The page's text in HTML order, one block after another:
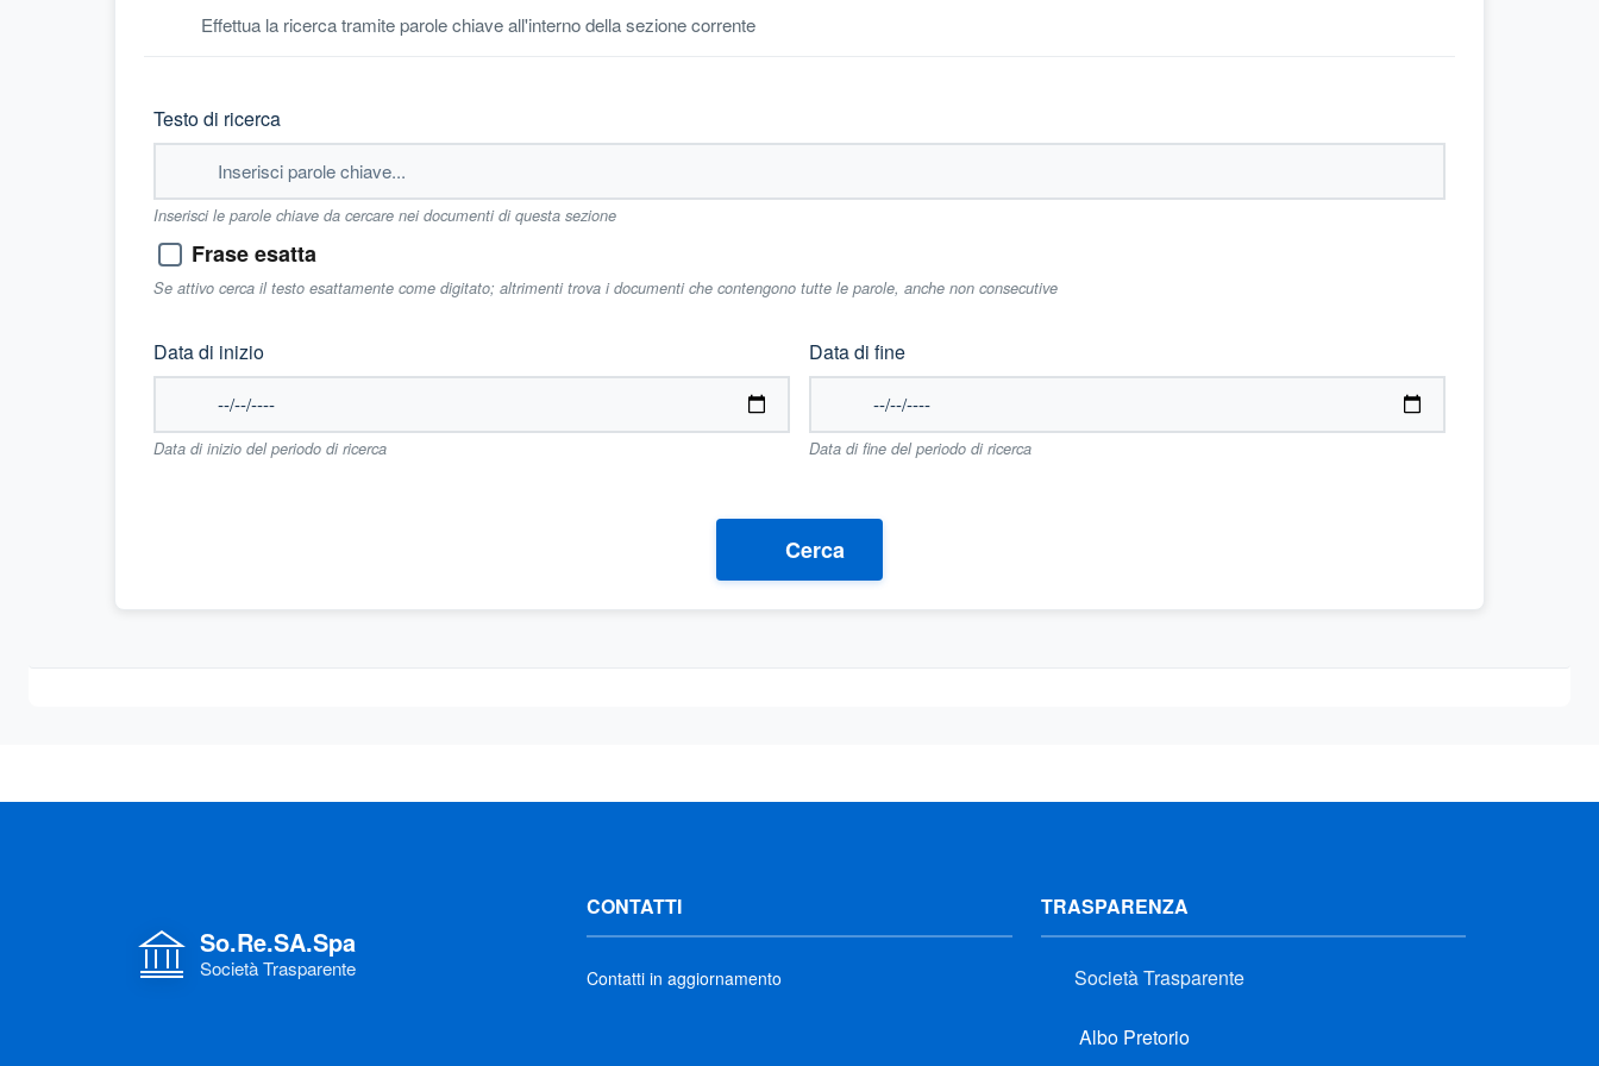
Effettua la ricerca tramite parole chiave all'interno della sezione corrente
Testo di ricerca
Inserisci le parole chiave da cercare nei documenti di questa sezione
Frase esatta
Se attivo cerca il testo esattamente come digitato; altrimenti trova i documenti che contengono tutte le parole, anche non consecutive
Data di inizio
Data di inizio del periodo di ricerca
Data di fine
Data di fine del periodo di ricerca
Cerca
So.Re.SA.Spa
Società Trasparente
CONTATTI
Contatti in aggiornamento
TRASPARENZA
Società Trasparente
Albo Pretorio